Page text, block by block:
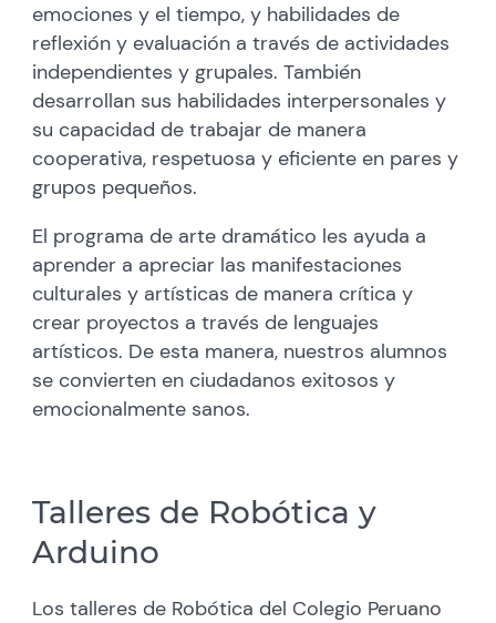
emociones y el tiempo, y habilidades de
reflexión y evaluación a través de actividades
independientes y grupales. También
desarrollan sus habilidades interpersonales y
su capacidad de trabajar de manera
cooperativa, respetuosa y eficiente en pares y
grupos pequeños.
El programa de arte dramático les ayuda a
aprender a apreciar las manifestaciones
culturales y artísticas de manera crítica y
crear proyectos a través de lenguajes
artísticos. De esta manera, nuestros alumnos
se convierten en ciudadanos exitosos y
emocionalmente sanos.
Talleres de Robótica y
Arduino
Los talleres de Robótica del Colegio Peruano